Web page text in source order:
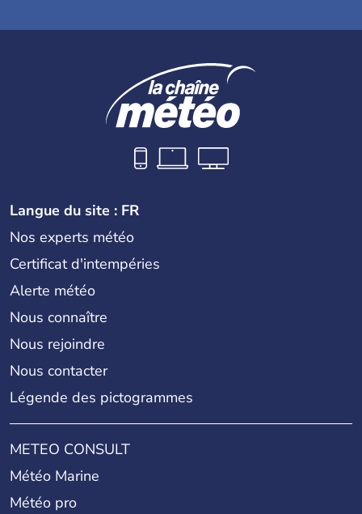
Langue du site : FR
Nos experts météo
Certificat d'intempéries
Alerte météo
Nous connaître
Nous rejoindre
Nous contacter
Légende des pictogrammes
METEO CONSULT
Météo Marine
Météo pro